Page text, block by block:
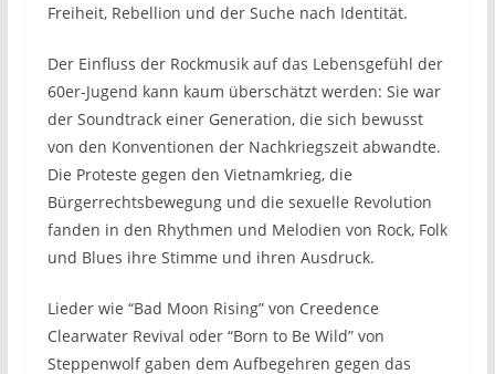
Freiheit, Rebellion und der Suche nach Identität.
Der Einfluss der Rockmusik auf das Lebensgefühl der
60er-Jugend kann kaum überschätzt werden: Sie war
der Soundtrack einer Generation, die sich bewusst
von den Konventionen der Nachkriegszeit abwandte.
Die Proteste gegen den Vietnamkrieg, die
Bürgerrechtsbewegung und die sexuelle Revolution
fanden in den Rhythmen und Melodien von Rock, Folk
und Blues ihre Stimme und ihren Ausdruck.
Lieder wie “Bad Moon Rising” von Creedence
Clearwater Revival oder “Born to Be Wild” von
Steppenwolf gaben dem Aufbegehren gegen das